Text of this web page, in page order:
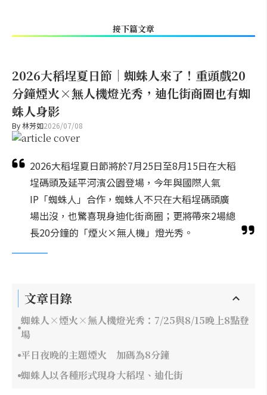
接下篇文章
2026大稻埕夏日節｜蜘蛛人來了！重頭戲20
分鐘煙火×無人機燈光秀，迪化街商圈也有蜘
蛛人身影
By林芳如2026/07/08
2026大稻埕夏日節將於7月25日至8月15日在大稻
埕碼頭及延平河濱公園登場，今年與國際人氣
IP「蜘蛛人」合作，蜘蛛人不只在大稻埕碼頭廣
場出沒，也驚喜現身迪化街商圈；更將帶來2場總
長20分鐘的「煙火×無人機」燈光秀。
文章目錄
蜘蛛人×煙火×無人機燈光秀：7/25與8/15晚上8點登
場
平日夜晚的主題煙火 加碼為8分鐘
蜘蛛人以各種形式現身大稻埕、迪化街